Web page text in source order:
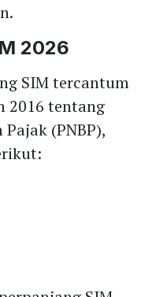
2026
SIM tercantum
2016 tentang
(PNBP),